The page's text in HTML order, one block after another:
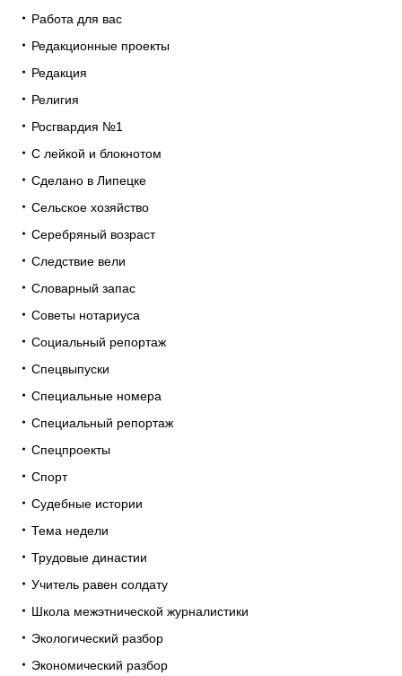
Работа для вас
Редакционные проекты
Редакция
Религия
Росгвардия №1
С лейкой и блокнотом
Сделано в Липецке
Сельское хозяйство
Серебряный возраст
Следствие вели
Словарный запас
Советы нотариуса
Социальный репортаж
Спецвыпуски
Специальные номера
Специальный репортаж
Спецпроекты
Спорт
Судебные истории
Тема недели
Трудовые династии
Учитель равен солдату
Школа межэтнической журналистики
Экологический разбор
Экономический разбор